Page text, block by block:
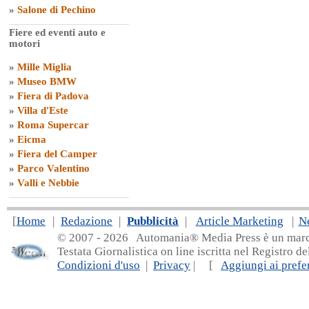
» Salone di Pechino
Fiere ed eventi auto e
motori
» Mille Miglia
» Museo BMW
» Fiera di Padova
» Villa d'Este
» Roma Supercar
» Eicma
» Fiera del Camper
» Parco Valentino
» Valli e Nebbie
[Home | Redazione | Pubblicità | Article Marketing |
© 2007 - 2026 Automania® Media Press è un
Testata Giornalistica on line iscritta nel Registro
Condizioni d'uso | Privacy | [ Aggiungi ai